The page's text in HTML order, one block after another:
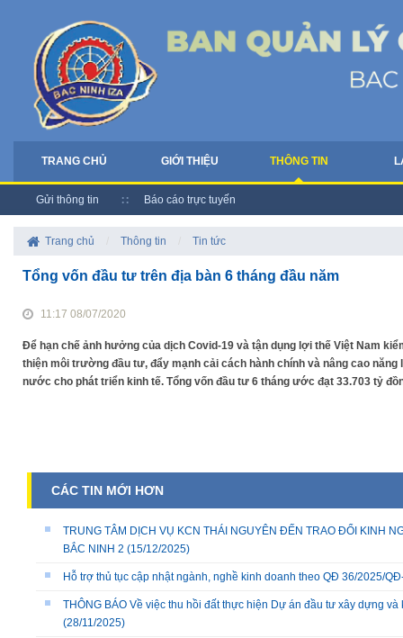
TRANG CHỦ GIỚI THIỆU THÔNG TIN
Gửi thông tin Báo cáo trực tuyến
Trang chủ Thông tin Tin tức
Tổng vốn đầu tư trên địa bàn 6 tháng đầu năm
11:17 08/07/2020
Để hạn chế ảnh hưởng của dịch Covid-19 và tận dụng lợi thế Việt Nam
thiện môi trường đầu tư, đẩy mạnh cải cách hành chính và nâng cao
nước cho phát triển kinh tế. Tổng vốn đầu tư 6 tháng ước đạt 33.703 tỷ
CÁC TIN MỚI HƠN
TRUNG TÂM DỊCH VỤ KCN THÁI NGUYÊN ĐẾN TRAO ĐỔI KINH
BẮC NINH 2 (15/12/2025)
Hỗ trợ thủ tục cập nhật ngành, nghề kinh doanh theo QĐ 36/2025/
THÔNG BÁO Về việc thu hồi đất thực hiện Dự án đầu tư xây dựng
(28/11/2025)